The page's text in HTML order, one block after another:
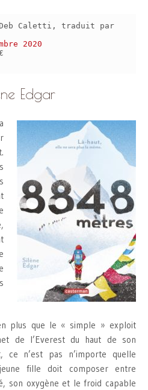
Caletti, traduit par
2020
Edgar
plus que le « simple » exploit
de l’Everest du haut de son
ce n’est pas n’importe quelle
fille doit composer entre
son oxygène et le froid capable